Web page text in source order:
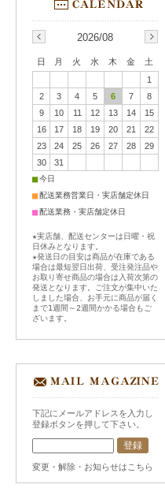
2026/08
日 月 火 水 木 金
土
1
2
3 4 5 6 7
8
9
10 11 12 13 14
15
16
17 18 19 20 21
22
23
24 25 26 27 28
29
30
31
■今日
■配送業務営業日・実店舗定休日
■配送業務・実店舗定休日
★実店舗、配送センターは日曜・祝
日休みとなります。
★発送日の目安は商品が在庫である
場合は最短翌日出荷、受注発注品や
お取り寄せ商品の場合は入荷次第の
発送となります。ご注文が集中いた
しました場合、お手元に商品が届く
まで1週間～2週間かかる場合もご
ざいます。
下記にメールアドレスを入力し
登録ボタンを押して下さい。
変更・解除・お知らせはこちら